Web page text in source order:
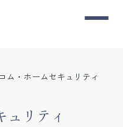
ム・ホームセキュリティ
リティ